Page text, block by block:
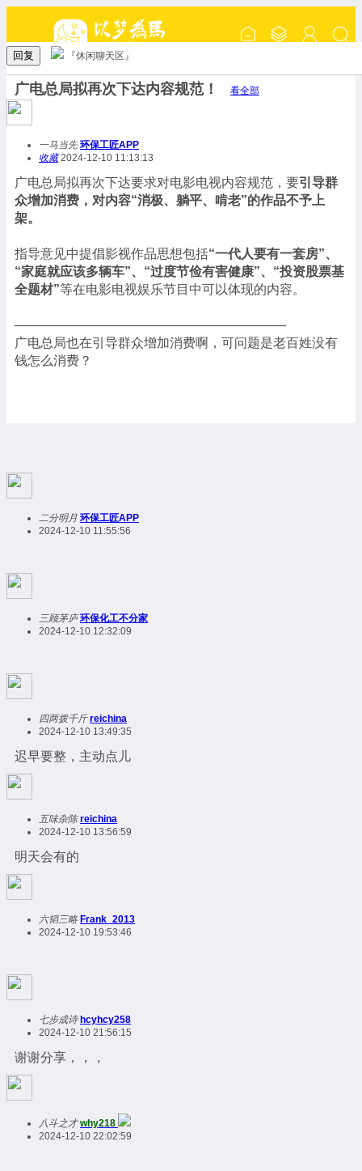
回复 『休闲聊天区』
广电总局拟再次下达内容规范！ 看全部
一马当先 环保工匠APP
收藏2024-12-10 11:13:13
广电总局拟再次下达要求对电影电视内容规范，要引导群
众增加消费，对内容“消极、躺平、啃老”的作品不予上
架。
指导意见中提倡影视作品思想包括“一代人要有一套房”、
“家庭就应该多辆车”、“过度节俭有害健康”、“投资股票基
全题材”等在电影电视娱乐节目中可以体现的内容。
—————————————————————
广电总局也在引导群众增加消费啊，可问题是老百姓没有
钱怎么消费？
二分明月 环保工匠APP
2024-12-10 11:55:56
三顾茅庐 环保化工不分家
2024-12-10 12:32:09
四两拨千斤 reichina
2024-12-10 13:49:35
迟早要整，主动点儿
五味杂陈 reichina
2024-12-10 13:56:59
明天会有的
六韬三略 Frank_2013
2024-12-10 19:53:46
七步成诗 hcyhcy258
2024-12-10 21:56:15
谢谢分享，，，
八斗之才 why218
2024-12-10 22:02:59